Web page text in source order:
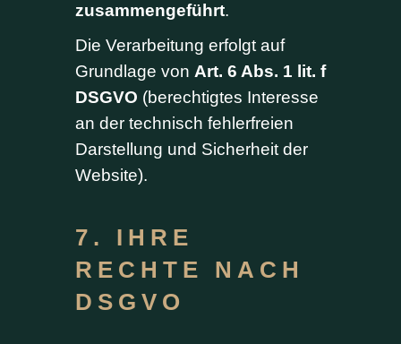
zusammengeführt.
Die Verarbeitung erfolgt auf
Grundlage von Art. 6 Abs. 1 lit. f
DSGVO (berechtigtes Interesse
an der technisch fehlerfreien
Darstellung und Sicherheit der
Website).
7. IHRE
RECHTE NACH
DSGVO